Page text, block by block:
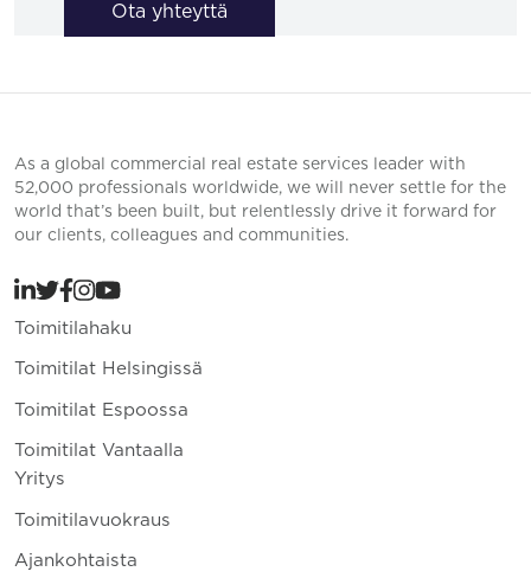
Ota yhteyttä
As a global commercial real estate services leader with
52,000 professionals worldwide, we will never settle for the
world that’s been built, but relentlessly drive it forward for
our clients, colleagues and communities.
Toimitilahaku
Toimitilat Helsingissä
Toimitilat Espoossa
Toimitilat Vantaalla
Yritys
Toimitilavuokraus
Ajankohtaista